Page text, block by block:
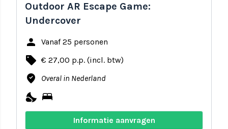
Outdoor AR Escape Game:
Undercover
person Vanaf 25 personen
local_offer € 27,00 p.p. (incl. btw)
where_to_vote Overal in Nederland
nights_stay bed
Informatie aanvragen